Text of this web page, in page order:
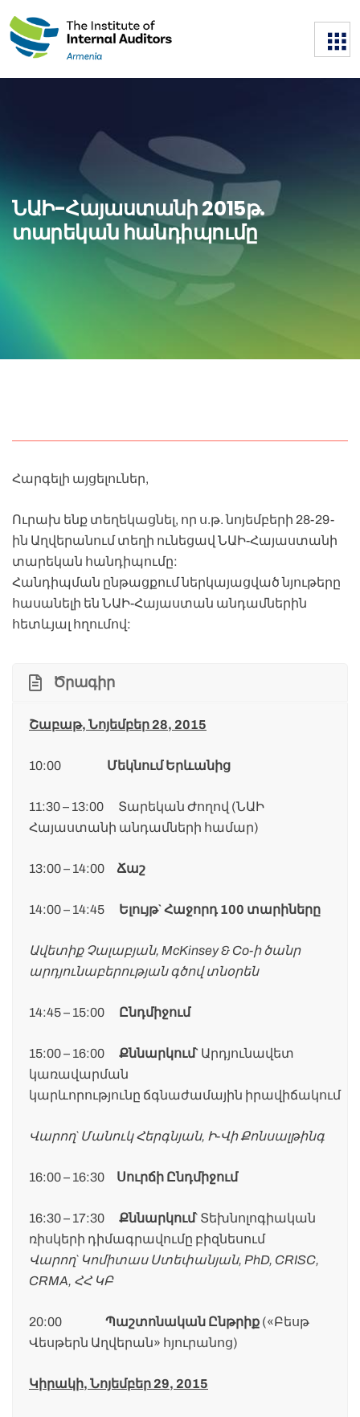
ՆԱԻ-Հայաստանի 2015թ.
տարեկան հանդիպումը
Հարգելի այցելուներ,
Ուրախ ենք տեղեկացնել, որ ս.թ. նոյեմբերի 28-29-
ին Աղվերանում տեղի ունեցավ ՆԱԻ-Հայաստանի
տարեկան հանդիպումը:
Հանդիպման ընթացքում ներկայացված նյութերը
հասանելի են ՆԱԻ-Հայաստան անդամներին
հետևյալ հղումով:
Ծրագիր
Շաբաթ, Նոյեմբեր 28, 2015
10:00 Մեկնում Երևանից
11:30 – 13:00 Տարեկան Ժողով (ՆԱԻ
Հայաստանի անդամների համար)
13:00 – 14:00 Ճաշ
14:00 – 14:45 Ելույթ` Հաջորդ 100 տարիները
Ավետիք Չալաբյան, McKinsey & Co-ի ծանր
արդյունաբերության գծով տնօրեն
14:45 – 15:00 Ընդմիջում
15:00 – 16:00 Քննարկում` Արդյունավետ
կառավարման
կարևորությունը ճգնաժամային իրավիճակում
Վարող` Մանուկ Հերգնյան, Ի-Վի Քոնսալթինգ
16:00 – 16:30 Սուրճի Ընդմիջում
16:30 – 17:30 Քննարկում` Տեխնոլոգիական
ռիսկերի դիմագրավումը բիզնեսում
Վարող` Կոմիտաս Ստեփանյան, PhD, CRISC,
CRMA, ՀՀ ԿԲ
20:00 Պաշտոնական Ընթրիք («Բեսթ
Վեսթերն Աղվերան» հյուրանոց)
Կիրակի, Նոյեմբեր 29, 2015